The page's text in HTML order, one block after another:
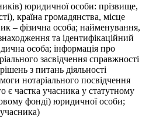
юридичної особи: прізвище,
країна громадянства, місце
– фізична особа; найменування,
та ідентифікаційний
особа; інформація про
засвідчення справжності
з питань діяльності
нотаріального посвідчення
є частка учасника у статутному
фонді) юридичної особи;